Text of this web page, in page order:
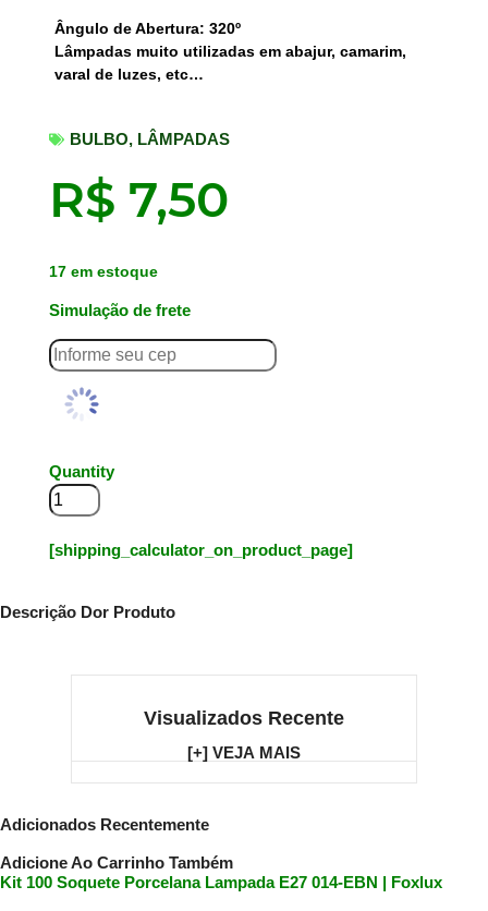
Ângulo de Abertura: 320º
Lâmpadas muito utilizadas em abajur, camarim,
varal de luzes, etc…
BULBO, LÂMPADAS
R$ 7,50
17 em estoque
Simulação de frete
Quantity
[shipping_calculator_on_product_page]
Descrição Dor Produto
Visualizados Recente
[+] VEJA MAIS
Adicionados Recentemente
Adicione Ao Carrinho Também
Kit 100 Soquete Porcelana Lampada E27 014-EBN | Foxlux